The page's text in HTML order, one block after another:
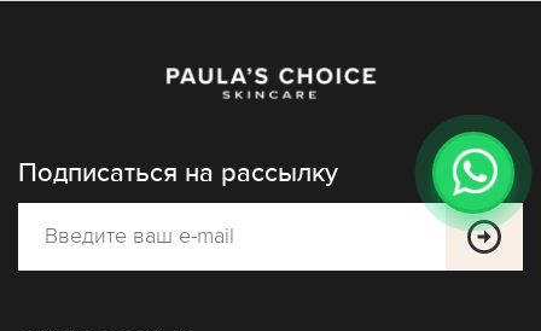
Подписаться на рассылку